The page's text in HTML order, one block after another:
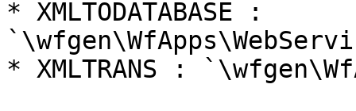
* XMLTODATABASE :
* XMLTRANS :